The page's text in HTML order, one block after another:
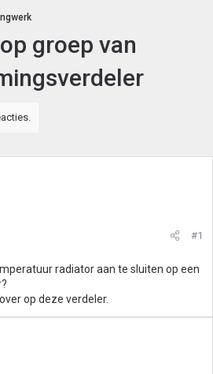
groep van
#1
radiator aan te sluiten op een
op deze verdeler.